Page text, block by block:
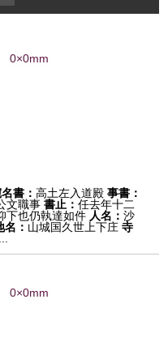
0×0mm
書：高土左入道殿 事書：
文職事 書止：任去年十二
下也仍執達如件 人名：沙
名： 山城国久世上下庄 寺
0×0mm